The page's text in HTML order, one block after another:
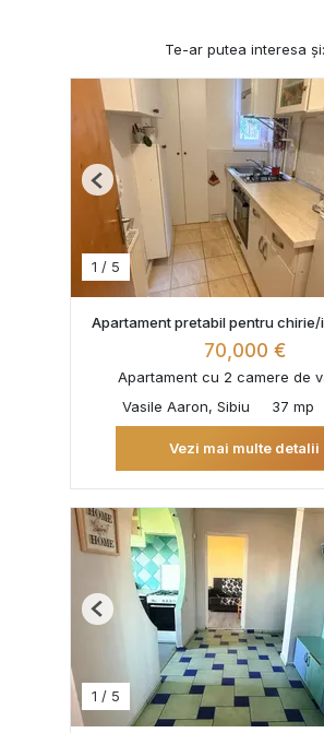
Te-ar putea interesa și:
1 / 5
Previous
Apartament pretabil pentru
70,000 €
Apartament cu 2 camere de
Vasile Aaron, Sibiu
37 mp
Vezi mai multe detalii
1 / 5
Previous